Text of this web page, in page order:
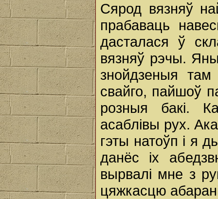
Сярод вязняў
прабаваць
дасталася ў
вязняў рэчы.
знойдзеныя там
свайго, пайшоў
розныя бакі.
асаблівы рух.
гэты натоўп i я
данёс ix
вырвалі мне з
цяжкасцю